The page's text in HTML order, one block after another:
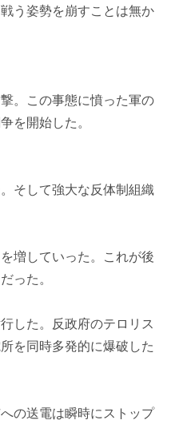
う姿勢を崩すことは無か
。この事態に憤った軍の
を開始した。
そして強大な反体制組織
増していった。これが後
った。
した。反政府のテロリス
を同時多発的に爆破した
の送電は瞬時にストップ